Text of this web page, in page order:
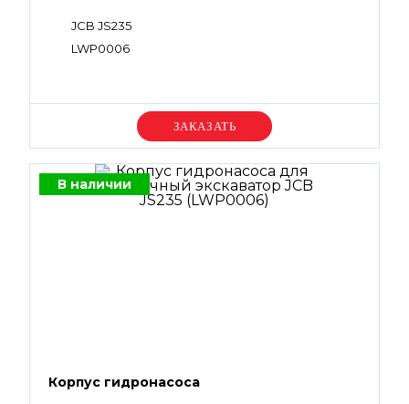
JCB JS235
LWP0006
Уточняйте цену
В наличии
Корпус гидронасоса